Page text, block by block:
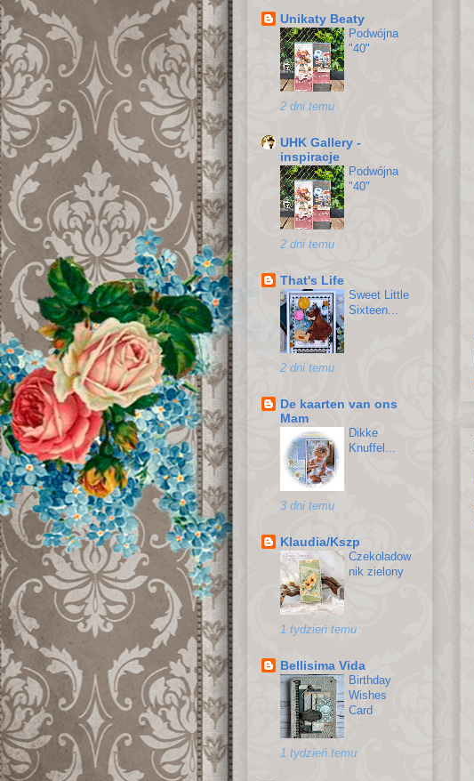
Unikaty Beaty
Podwójna
"40"
2 dni temu
UHK Gallery -
inspiracje
Podwójna
"40"
2 dni temu
That's Life
Sweet Little
Sixteen...
2 dni temu
De kaarten van ons
Mam
Dikke
Knuffel...
3 dni temu
Klaudia/Kszp
Czekoladow
nik zielony
1 tydzień temu
Bellisima Vida
Birthday
Wishes
Card
1 tydzień temu